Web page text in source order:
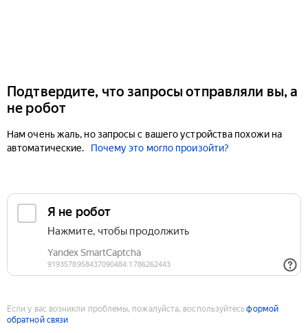
Подтвердите, что запросы отправляли вы, а
не робот
Нам очень жаль, но запросы с вашего устройства похожи на
автоматические.
Почему это могло произойти?
Если у вас возникли проблемы, пожалуйста, воспользуйтесьформой
обратной связи